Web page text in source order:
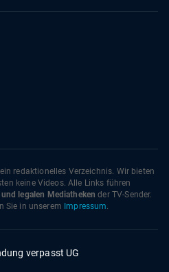
redaktionelles Verzeichnis. Wir bieten
keine Videos. Alle Links führen
legalen Mediatheken der TV-Sender.
Sie in unserem Impressum.
verpasst UG